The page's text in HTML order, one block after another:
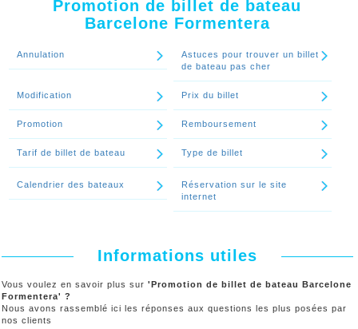
Continuer le spécial 'Y-a-t-il des billets de bateau Barcelone
Promotion de billet de bateau
Barcelone Formentera
Annulation
Astuces pour trouver un billet
de bateau pas cher
Modification Prix du billet
Promotion Remboursement
Tarif de billet de bateau Type de billet
Calendrier des bateaux
Réservation sur le site
internet
Informations utiles
Vous voulez en savoir plus sur 'Promotion de billet de bateau Barcelone
Formentera' ?
Nous avons rassemblé ici les réponses aux questions les plus posées par
nos clients